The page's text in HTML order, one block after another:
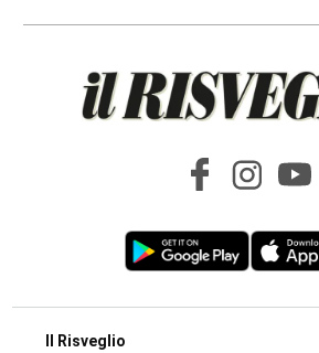
Il Risveglio